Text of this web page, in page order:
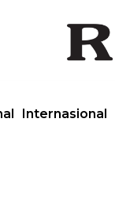
Internasional